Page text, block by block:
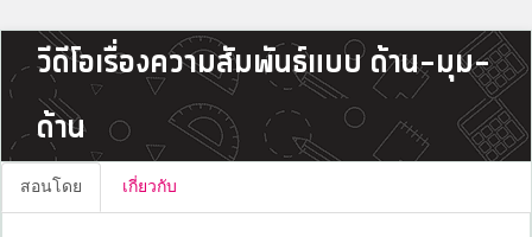
วีดีโอเรื่องความสัมพันธ์แบบ ด้าน-มุม-
ด้าน
สอนโดย เกี่ยวกับ